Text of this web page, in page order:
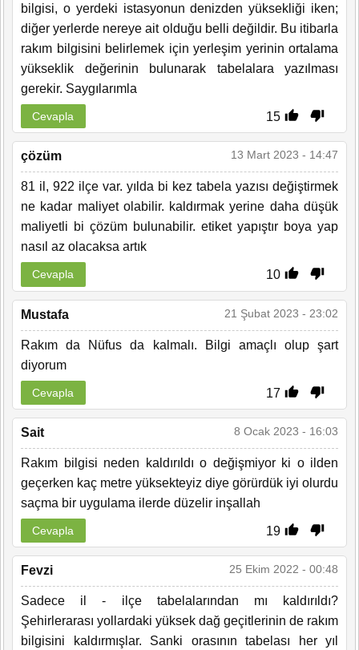
bilgisi, o yerdeki istasyonun denizden yüksekliği iken;
diğer yerlerde nereye ait olduğu belli değildir. Bu itibarla
rakım bilgisini belirlemek için yerleşim yerinin ortalama
yükseklik değerinin bulunarak tabelalara yazılması
gerekir. Saygılarımla
15
Cevapla
çözüm 13 Mart 2023 - 14:47
81 il, 922 ilçe var. yılda bi kez tabela yazısı değiştirmek
ne kadar maliyet olabilir. kaldırmak yerine daha düşük
maliyetli bi çözüm bulunabilir. etiket yapıştır boya yap
nasıl az olacaksa artık
10
Cevapla
Mustafa 21 Şubat 2023 - 23:02
Rakım da Nüfus da kalmalı. Bilgi amaçlı olup şart
diyorum
17
Cevapla
Sait 8 Ocak 2023 - 16:03
Rakım bilgisi neden kaldırıldı o değişmiyor ki o ilden
geçerken kaç metre yüksekteyiz diye görürdük iyi olurdu
saçma bir uygulama ilerde düzelir inşallah
19
Cevapla
Fevzi 25 Ekim 2022 - 00:48
Sadece il - ilçe tabelalarından mı kaldırıldı?
Şehirlerarası yollardaki yüksek dağ geçitlerinin de rakım
bilgisini kaldırmışlar. Sanki orasının tabelası her yıl